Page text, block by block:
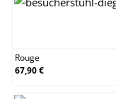
Rouge
67,90 €